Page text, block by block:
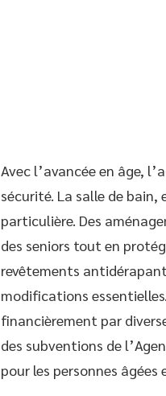
Avec l’avancée en âge,
sécurité. La salle de
particulière. Des
des seniors tout en
revêtements
modifications
financièrement par
des subventions de
pour les personnes âgées